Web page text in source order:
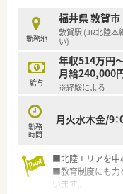
■育児休暇は3歳
時短勤務ができ
■年間休日が120
■日用品から常備
たくさんあります
勤務地
福井県 敦賀市
敦賀駅 (JR北陸本
い)
給与
年収514万円
月給240,000
※経験による
勤務
時間
月火水木金/9
■北陸エリアを中
■教育制度にも力
います。